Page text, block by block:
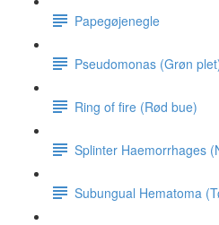
Papegøjenegle
Pseudomonas (Grøn
Ring of fire (Rød bue)
Splinter Haemorrhages
Subungual Hematoma